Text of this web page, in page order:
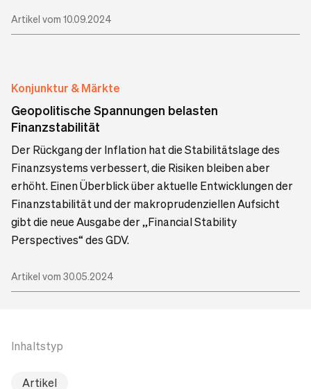
Artikel vom 10.09.2024
Konjunktur & Märkte
Geopolitische Spannungen belasten
Finanzstabilität
Der Rückgang der Inflation hat die Stabilitätslage des
Finanzsystems verbessert, die Risiken bleiben aber
erhöht. Einen Überblick über aktuelle Entwicklungen der
Finanzstabilität und der makroprudenziellen Aufsicht
gibt die neue Ausgabe der „Financial Stability
Perspectives“ des GDV.
Artikel vom 30.05.2024
Inhaltstyp
Artikel